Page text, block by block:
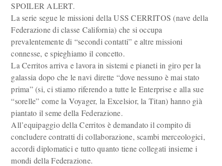
SPOILER ALERT.
La serie segue le missioni della USS CERRITOS (nave della
Federazione di classe California) che si occupa
prevalentemente di “secondi contatti” e altre missioni
connesse, e spieghiamo il concetto.
La Cerritos arriva e lavora in sistemi e pianeti in giro per la
galassia dopo che le navi dirette “dove nessuno è mai stato
prima” (si, ci stiamo riferendo a tutte le Enterprise e alla sue
“sorelle” come la Voyager, la Excelsior, la Titan) hanno già
piantato il seme della Federazione.
All’equipaggio della Cerritos è demandato il compito di
concludere contratti di collaborazione, scambi merceologici,
accordi diplomatici e tutto quanto tiene collegati insieme i
mondi della Federazione.